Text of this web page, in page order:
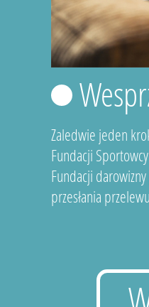
Zaledwie jeden
Fundacji
Fundacji
przesłania